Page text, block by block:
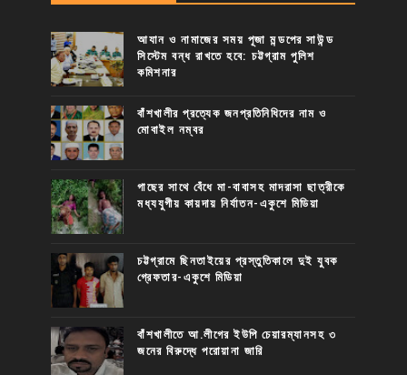
আযান ও নামাজের সময় পূজা মন্ডপের সাউন্ড
সিস্টেম বন্ধ রাখতে হবে: চট্টগ্রাম পুলিশ
কমিশনার
বাঁশখালীর প্রত্যেক জনপ্রতিনিধিদের নাম ও
মোবাইল নম্বর
গাছের সাথে বেঁধে মা-বাবাসহ মাদরাসা ছাত্রীকে
মধ্যযুগীয় কায়দায় নির্যাতন-একুশে মিডিয়া
চট্টগ্রামে ছিনতাইয়ের প্রস্তুতিকালে দুই যুবক
গ্রেফতার-একুশে মিডিয়া
বাঁশখালীতে আ.লীগের ইউপি চেয়ারম্যানসহ ৩
জনের বিরুদ্ধে পরোয়ানা জারি